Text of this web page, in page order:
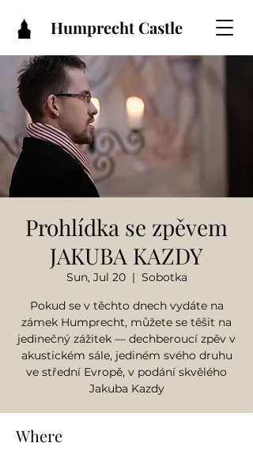
Humprecht Castle
Prohlídka se zpěvem
JAKUBA KAZDY
Sun, Jul 20
  |
Sobotka
Pokud se v těchto dnech vydáte na
zámek Humprecht, můžete se těšit na
jedinečný zážitek — dechberoucí zpěv v
akustickém sále, jediném svého druhu
ve střední Evropě, v podání skvělého
Jakuba Kazdy
Where